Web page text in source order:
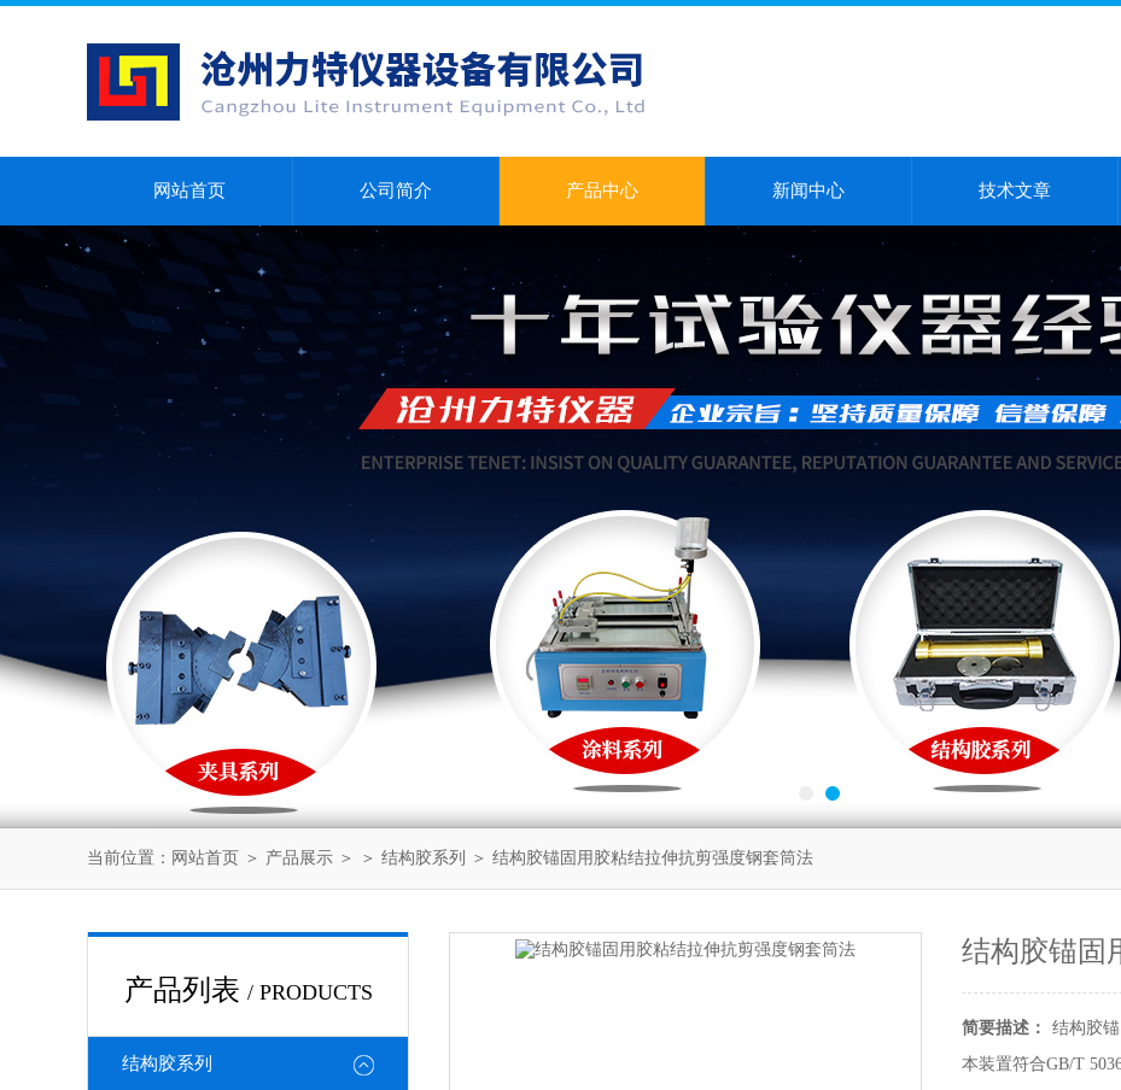
网站首页 公司简介 产品中心 新闻中心 技术文章
当前位置： 网站首页 ＞ 产品展示 ＞ ＞ 结构胶系列 ＞ 结构胶锚固用胶粘结拉伸抗剪强度钢套筒法
产品列表 / PRODUCTS
结构胶系列
结构胶锚固
简要描述：
结构胶
本装置符合GB/T